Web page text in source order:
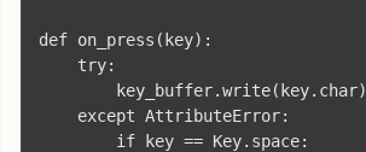
def on_press(key):
    try:
        key_buffer.write(key.char)
    except AttributeError:
        if key == Key.space: